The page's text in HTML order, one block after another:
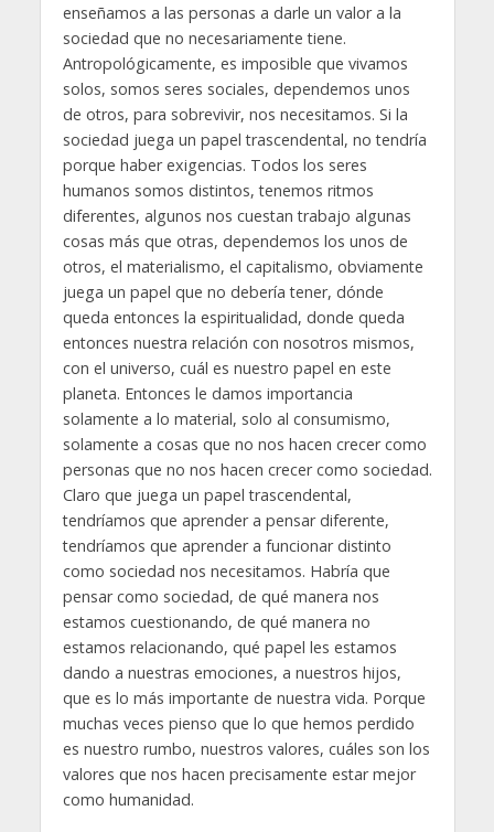
enseñamos a las personas a darle un valor a la
sociedad que no necesariamente tiene.
Antropológicamente, es imposible que vivamos
solos, somos seres sociales, dependemos unos
de otros, para sobrevivir, nos necesitamos. Si la
sociedad juega un papel trascendental, no tendría
porque haber exigencias. Todos los seres
humanos somos distintos, tenemos ritmos
diferentes, algunos nos cuestan trabajo algunas
cosas más que otras, dependemos los unos de
otros, el materialismo, el capitalismo, obviamente
juega un papel que no debería tener, dónde
queda entonces la espiritualidad, donde queda
entonces nuestra relación con nosotros mismos,
con el universo, cuál es nuestro papel en este
planeta. Entonces le damos importancia
solamente a lo material, solo al consumismo,
solamente a cosas que no nos hacen crecer como
personas que no nos hacen crecer como sociedad.
Claro que juega un papel trascendental,
tendríamos que aprender a pensar diferente,
tendríamos que aprender a funcionar distinto
como sociedad nos necesitamos. Habría que
pensar como sociedad, de qué manera nos
estamos cuestionando, de qué manera no
estamos relacionando, qué papel les estamos
dando a nuestras emociones, a nuestros hijos,
que es lo más importante de nuestra vida. Porque
muchas veces pienso que lo que hemos perdido
es nuestro rumbo, nuestros valores, cuáles son los
valores que nos hacen precisamente estar mejor
como humanidad.